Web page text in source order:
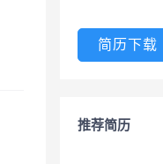
简历下载
推荐简历